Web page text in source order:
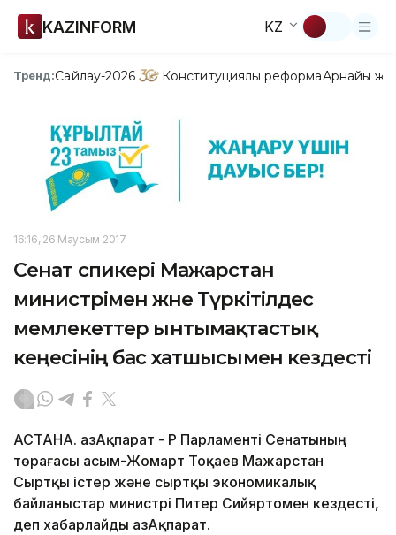
KAZINFORM KZ
Тренд:Сайлау-2026 Конституциялық реформаАрнайы
16:16, 26 Маусым 2017
Сенат спикері Мажарстан
министрімен және Түркітілдес
мемлекеттер ынтымақтастық
кеңесінің бас хатшысымен кездесті
АСТАНА. ҚазАқпарат - ҚР Парламенті Сенатының
төрағасы Қасым-Жомарт Тоқаев Мажарстан
Сыртқы істер және сыртқы экономикалық
байланыстар министрі Питер Сийяртомен кездесті,
деп хабарлайды ҚазАқпарат.